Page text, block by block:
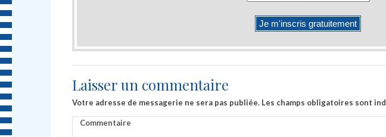
Laisser un commentaire
Votre adresse de messagerie ne sera pas publiée. Les champs obligatoires sont
Commentaire